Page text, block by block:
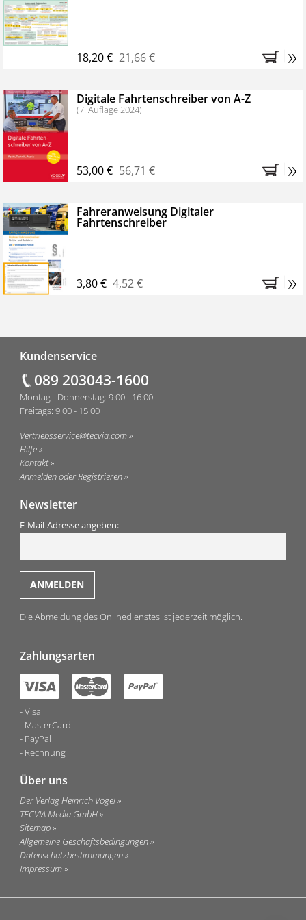
Bestellen Sie jetzt das VerkehrsRundschau Profipaket im
Kennenlern-Abo für zwei Monate (inkl. der derzeitig
Monaten brauchen Sie nichts weiter tun, das
Abonnement endet automatisch, es entstehen keine
weiteren Verpflichtungen.
18,20 € 21,66 € »
Digitale Fahrtenschreiber von A-Z
(7. Auflage 2024)
53,00 € 56,71 € »
Fahreranweisung Digitaler
Fahrtenschreiber
3,80 € 4,52 € »
Kundenservice
089 203043-1600
Montag - Donnerstag: 9:00 - 16:00
Freitags: 9:00 - 15:00
Vertriebsservice@tecvia.com
Hilfe
Kontakt
Anmelden oder Registrieren
Newsletter
E-Mail-Adresse angeben:
Die Abmeldung des Onlinedienstes ist jederzeit möglich.
Zahlungsarten
Visa
MasterCard
PayPal
Rechnung
Über uns
Der Verlag Heinrich Vogel
TECVIA Media GmbH
Sitemap
Allgemeine Geschäftsbedingungen
Datenschutzbestimmungen
Impressum